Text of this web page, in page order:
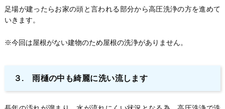
足場が建ったらお家の頭と言われる部分から高圧洗浄の方を進めて
いきます。
※今回は屋根がない建物のため屋根の洗浄がありません。
３. 雨樋の中も綺麗に洗い流します